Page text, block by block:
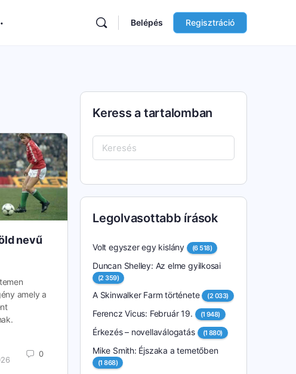
Belépés Regisztráció
nevű
amely a
0
Keress a tartalomban
Keresés:
Legolvasottabb írások
Volt egyszer egy kislány (6 518)
Duncan Shelley: Az elme gyilkosai
(2 359)
A Skinwalker Farm története (2 033)
Ferencz Vicus: Február 19. (1 948)
Érkezés – novellaválogatás (1 880)
Mike Smith: Éjszaka a temetőben
(1 868)